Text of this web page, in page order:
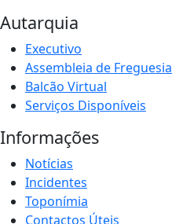
Autarquia
Executivo
Assembleia de Freguesia
Balcão Virtual
Serviços Disponíveis
Informações
Notícias
Incidentes
Toponímia
Contactos Úteis